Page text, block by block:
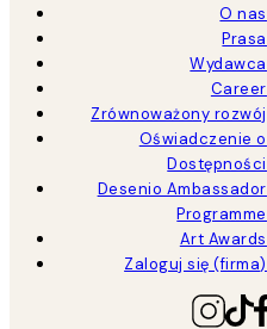
O nas
Prasa
Wydawca
Career
Zrównoważony rozwój
Oświadczenie o
Dostępności
Desenio Ambassador
Programme
Art Awards
Zaloguj się (firma)